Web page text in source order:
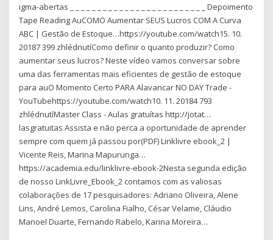
igma-abertas _ _ _ _ _ _ _ _ _ _ _ _ _ _ _ _ _ _ _ _ _ _ _ _ _ Depoimento
Tape Reading AuCOMO Aumentar SEUS Lucros COM A Curva
ABC | Gestão de Estoque…https://youtube.com/watch15. 10.
20187 399 zhlédnutíComo definir o quanto produzir? Como
aumentar seus lucros? Neste vídeo vamos conversar sobre
uma das ferramentas mais eficientes de gestão de estoque
para auO Momento Certo PARA Alavancar NO DAY Trade -
YouTubehttps://youtube.com/watch10. 11. 20184 793
zhlédnutíMaster Class - Aulas gratuítas http://jotat…
lasgratuitas Assista e não perca a oportunidade de aprender
sempre com quem já passou por(PDF) Linklivre ebook_2 |
Vicente Reis, Marina Mapurunga…
https://academia.edu/linklivre-ebook-2Nesta segunda edição
de nosso LinkLivre_Ebook_2 contamos com as valiosas
colaborações de 17 pesquisadores: Adriano Oliveira, Alene
Lins, André Lemos, Carolina Fialho, César Velame, Cláudio
Manoel Duarte, Fernando Rabelo, Karina Moreira…